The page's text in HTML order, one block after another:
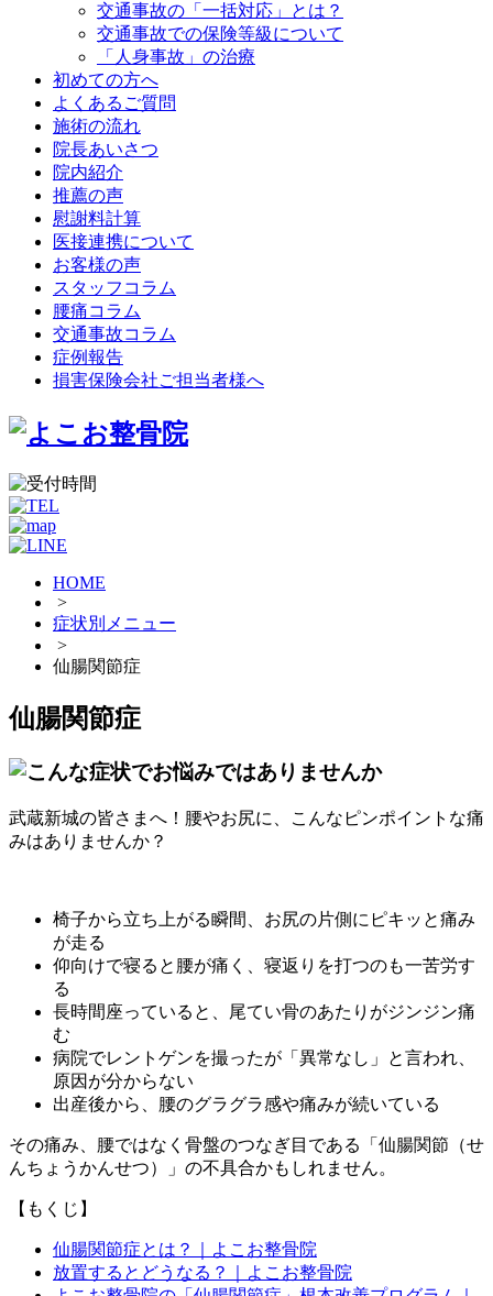
交通事故の「一括対応」とは？
交通事故での保険等級について
「人身事故」の治療
初めての方へ
よくあるご質問
施術の流れ
院長あいさつ
院内紹介
推薦の声
慰謝料計算
医接連携について
お客様の声
スタッフコラム
腰痛コラム
交通事故コラム
症例報告
損害保険会社ご担当者様へ
HOME
>
症状別メニュー
>
仙腸関節症
仙腸関節症
武蔵新城の皆さまへ！腰やお尻に、こんなピンポイントな痛
みはありませんか？
椅子から立ち上がる瞬間、お尻の片側にピキッと痛み
が走る
仰向けで寝ると腰が痛く、寝返りを打つのも一苦労す
る
長時間座っていると、尾てい骨のあたりがジンジン痛
む
病院でレントゲンを撮ったが「異常なし」と言われ、
原因が分からない
出産後から、腰のグラグラ感や痛みが続いている
その痛み、腰ではなく骨盤のつなぎ目である「仙腸関節（せ
んちょうかんせつ）」の不具合かもしれません。
【もくじ】
仙腸関節症とは？｜よこお整骨院
放置するとどうなる？｜よこお整骨院